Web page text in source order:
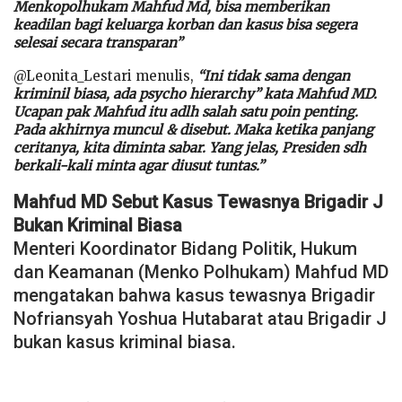
Menkopolhukam Mahfud Md, bisa memberikan
keadilan bagi keluarga korban dan kasus bisa segera
selesai secara transparan”
@Leonita_Lestari menulis, “Ini tidak sama dengan
kriminil biasa, ada psycho hierarchy” kata Mahfud MD.
Ucapan pak Mahfud itu adlh salah satu poin penting.
Pada akhirnya muncul & disebut. Maka ketika panjang
ceritanya, kita diminta sabar. Yang jelas, Presiden sdh
berkali-kali minta agar diusut tuntas.”
Mahfud MD Sebut Kasus Tewasnya Brigadir J
Bukan Kriminal Biasa
Menteri Koordinator Bidang Politik, Hukum
dan Keamanan (Menko Polhukam) Mahfud MD
mengatakan bahwa kasus tewasnya Brigadir
Nofriansyah Yoshua Hutabarat atau Brigadir J
bukan kasus kriminal biasa.